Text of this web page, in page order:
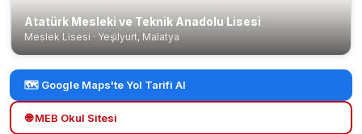
Atatürk Mesleki ve Teknik Anadolu Lisesi
Meslek Lisesi · Yeşi̇lyurt, Malatya
🗺️ Google Maps'te Yol Tarifi Al
🌐 MEB Okul Sitesi